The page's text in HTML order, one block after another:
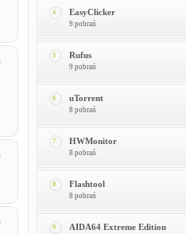
4 EasyClicker
9 pobrań
5 Rufus
9 pobrań
6 uTorrent
8 pobrań
7 HWMonitor
8 pobrań
8 Flashtool
8 pobrań
9 AIDA64 Extreme Edition